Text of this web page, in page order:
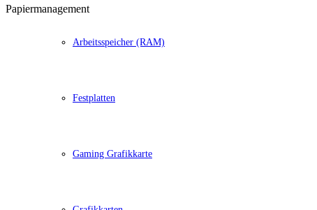
Arbeitsspeicher (RAM)
Festplatten
Gaming Grafikkarte
Papiermanagement